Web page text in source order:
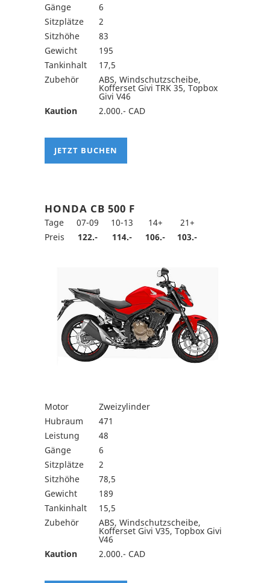
Gänge
6
Sitzplätze
2
Sitzhöhe
83
Gewicht
195
Tankinhalt
17,5
Zubehör
ABS, Windschutzscheibe,
Kofferset Givi TRK 35, Topbox
Givi V46
Kaution
2.000.- CAD
JETZT BUCHEN
HONDA CB 500 F
Tage 07-09 10-13 14+
21+
Preis
122.- 114.- 106.- 103.-
Motor
Zweizylinder
Hubraum
471
Leistung
48
Gänge
6
Sitzplätze
2
Sitzhöhe
78,5
Gewicht
189
Tankinhalt
15,5
Zubehör
ABS, Windschutzscheibe,
Kofferset Givi V35, Topbox Givi
V46
Kaution
2.000.- CAD